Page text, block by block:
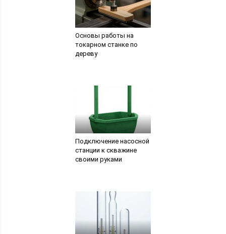
Основы работы на
токарном станке по
дереву
Подключение насосной
станции к скважине
своими руками